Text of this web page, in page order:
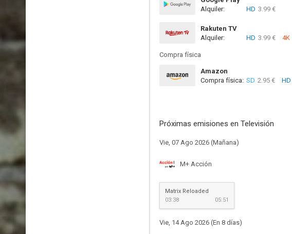
Alquiler:
HD 3.99 €
Rakuten TV
Alquiler:
HD 3.99 € 4K
Compra física
Amazon
Compra física: SD 2.95 € HD
Próximas emisiones en Televisión
Vie, 07 Ago 2026 (Mañana)
M+ Acción
Matrix Reloaded
03:38
05:51
Vie, 14 Ago 2026 (En 8 días)